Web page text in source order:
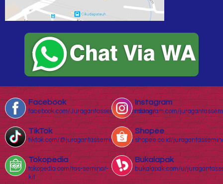
Facebook
facebook.com/Juragantasseminarbandung/
Instagram
instagram.com/
TikTok
tiktok.com/@juragantasseminar.com
Shopee
shopee.co.id/
Tokopedia
tokopedia.com/tas-seminar-
kit
Bukalapak
bukalapak.com/u/